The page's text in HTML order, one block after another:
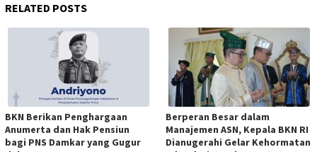
RELATED POSTS
BKN Berikan Penghargaan
Anumerta dan Hak Pensiun
bagi PNS Damkar yang Gugur
Berperan Besar dalam
Manajemen ASN, Kepala BKN RI
Dianugerahi Gelar Kehormatan